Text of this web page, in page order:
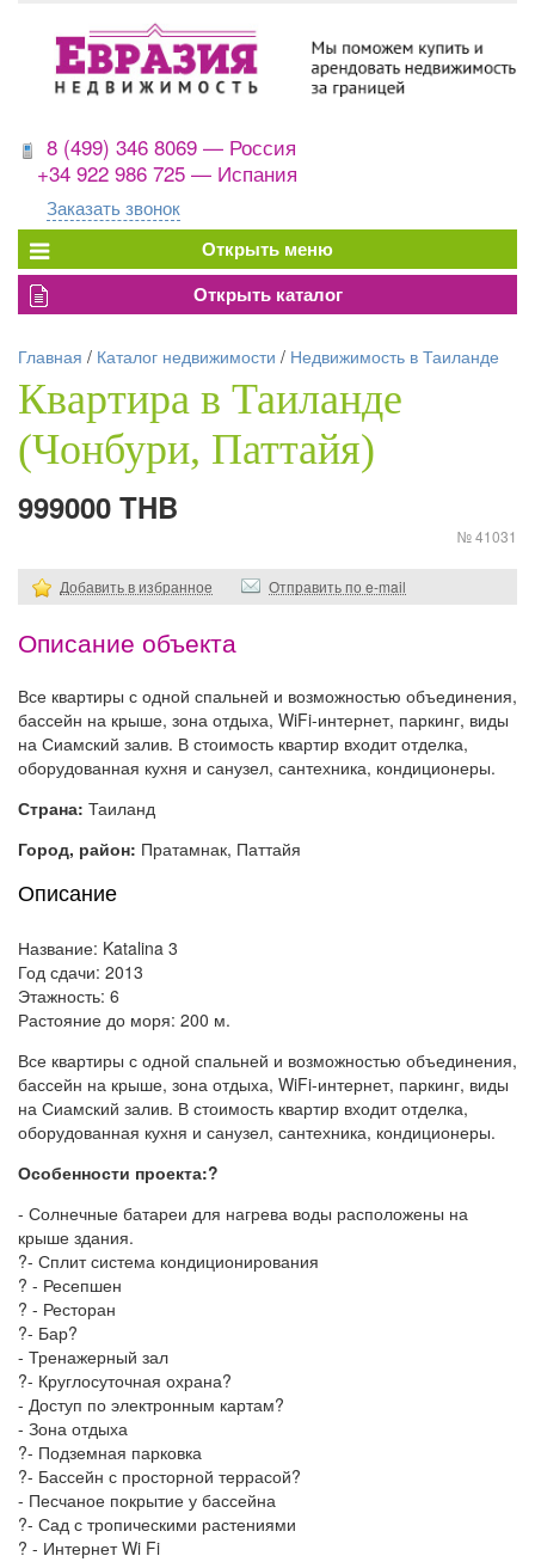
8 (499) 346 8069 — Россия
+34 922 986 725 — Испания
Заказать звонок
Главная / Каталог недвижимости / Недвижимость в Таиланде
Квартира в Таиланде
(Чонбури, Паттайя)
999000 THB
№ 41031
Добавить в избранное Отправить по e-mail
Описание объекта
Все квартиры с одной спальней и возможностью объединения,
бассейн на крыше, зона отдыха, WiFi-интернет, паркинг, виды
на Сиамский залив. В стоимость квартир входит отделка,
оборудованная кухня и санузел, сантехника, кондиционеры.
Страна: Таиланд
Город, район: Пратамнак, Паттайя
Описание
Название: Katalina 3
Год сдачи: 2013
Этажность: 6
Растояние до моря: 200 м.
Все квартиры с одной спальней и возможностью объединения,
бассейн на крыше, зона отдыха, WiFi-интернет, паркинг, виды
на Сиамский залив. В стоимость квартир входит отделка,
оборудованная кухня и санузел, сантехника, кондиционеры.
Особенности проекта:?
- Солнечные батареи для нагрева воды расположены на
крыше здания.
?- Сплит система кондиционирования
? - Ресепшен
? - Ресторан
?- Бар?
- Тренажерный зал
?- Круглосуточная охрана?
- Доступ по электронным картам?
- Зона отдыха
?- Подземная парковка
?- Бассейн с просторной террасой?
- Песчаное покрытие у бассейна
?- Сад с тропическими растениями
? - Интернет Wi Fi